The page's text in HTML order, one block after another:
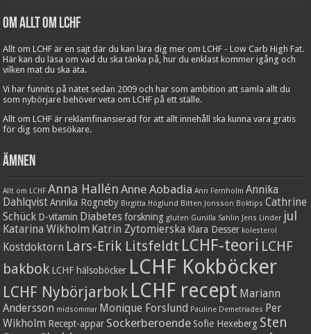
Om Allt om LCHF
Allt om LCHF är en sajt där du kan lära dig mer om LCHF - Low Carb High Fat.
Här kan du läsa om vad du ska tänka på, hur du enklast kommer igång och
vilken mat du ska äta.
Vi har funnits på nätet sedan 2009 och har som ambition att samla allt du
som nybörjare behöver veta om LCHF på ett ställe.
Allt om LCHF är reklamfinansierad för att allt innehåll ska kunna vara gratis
för dig som besökare.
Ämnen
Allt om LCHF Anna Hallén Anne Aobadia Ann Fernholm Annika
Dahlqvist Annika Rogneby Birgitta Höglund Bitten Jonsson Boktips Cathrine
Schück D-vitamin Diabetes forskning gluten Gunilla Sahlin Jens Linder jul
Katarina Wikholm Katrin Zytomierska Klara Desser kolesterol
Kostdoktorn Lars-Erik Litsfeldt LCHF-teori LCHF
bakbok LCHF hälsoböcker LCHF Kokböcker
LCHF Nybörjarbok LCHF recept Mariann
Andersson midsommar Monique Forslund Pauline Demetriades Per
Wikholm Recept-appar Sockerberoende Sofie Hexeberg Sten